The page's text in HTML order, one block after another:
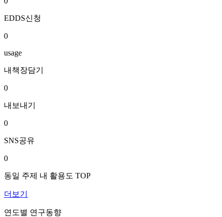
EDDS신청
0
usage
내책장담기
0
내보내기
0
SNS공유
0
동일 주제 내 활용도 TOP
더보기
연도별 연구동향